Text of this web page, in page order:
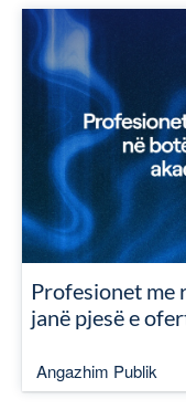
Profesionet me
janë pjesë e
Angazhim Publik